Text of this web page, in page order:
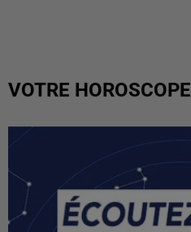
VOTRE HOROSCOPE